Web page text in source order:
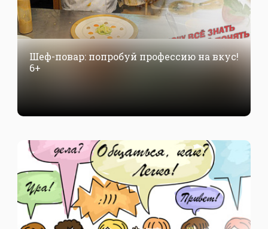
Шеф-повар: попробуй профессию на вкус!
6+